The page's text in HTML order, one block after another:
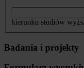
kierunku studiów
Badania i projekty